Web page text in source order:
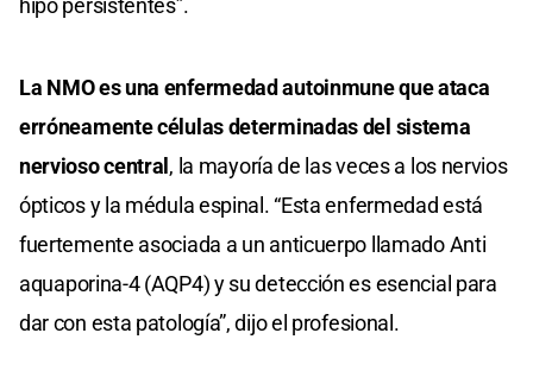
hipo persistentes”.
La NMO es una enfermedad autoinmune que ataca
erróneamente células determinadas del sistema
nervioso central , la mayoría de las veces a los nervios
ópticos y la médula espinal. “Esta enfermedad está
fuertemente asociada a un anticuerpo llamado Anti
aquaporina-4 (AQP4) y su detección es esencial para
dar con esta patología”, dijo el profesional.